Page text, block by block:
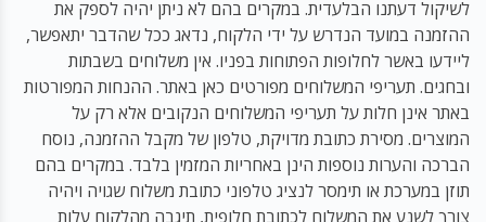
לשיקול דעתנו הבלעדית. במקרים בהם לא ניתן יהיה לספק את
ההזמנה במועד הנדרש על ידי הלקוח, נדאג ככל שהדבר יתאפשר,
ליידעו באשר לחלופות הפתוחות בפניו. אין משלוחים בשבתות
ובחגים. תעריפי המשלוחים מפורטים כאן באתר. ההנחות המפורטות
באתר אינן חלות על תעריפי המשלוחים הנקובים אלא רק על
המוצרים. מסירת כתובת מדויקת, טלפון של מקבל ההזמנה, נוסח
הברכה והערות נוספות הינן באחריות המזמין בלבד. במקרים בהם
תוזן במערכת או תימסר לנציג טלפוני כתובת משלוח שגויה ויהיה
צורך לשנע את המשלוח לכתובת חלופית, תיגבה מהלקוח עלות